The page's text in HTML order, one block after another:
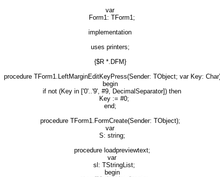
var
Form1: TForm1;
implementation
uses printers;
{$R *.DFM}
procedure TForm1.LeftMarginEditKeyPress(Sender: TObject; var Key:
begin
if not (Key in ['0'..'9', #9, DecimalSeparator]) then
Key := #0;
end;
procedure TForm1.FormCreate(Sender: TObject);
var
S: string;
procedure loadpreviewtext;
var
sl: TStringList;
begin